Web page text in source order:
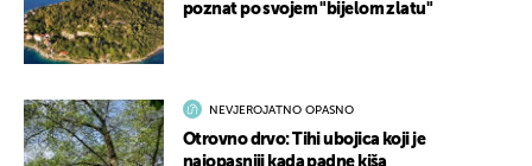
poznat po svojem "bijelom zlatu"
NEVJEROJATNO OPASNO
Otrovno drvo: Tihi ubojica koji je
najopasniji kada padne kiša